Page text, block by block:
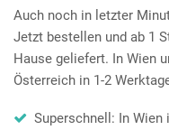
Superschnell: In
Auch noch in letzter
Jetzt bestellen und ab 1
Hause geliefert. In Wien
Österreich in 1-2